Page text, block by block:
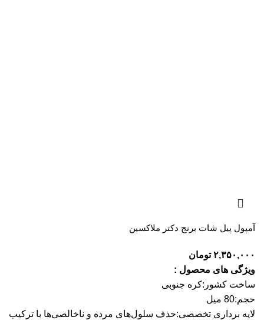
آمپول پیل شات برنج دکتر ملاکسین
۲,۳۵۰,۰۰۰ تومان
ویژگی های محصول :
ساخت کشور:کره جنوبی
حجم:80 میل
لایه برداری تخصصی:حذف سلول‌های مرده و ناخالصی‌ها با ترکیب